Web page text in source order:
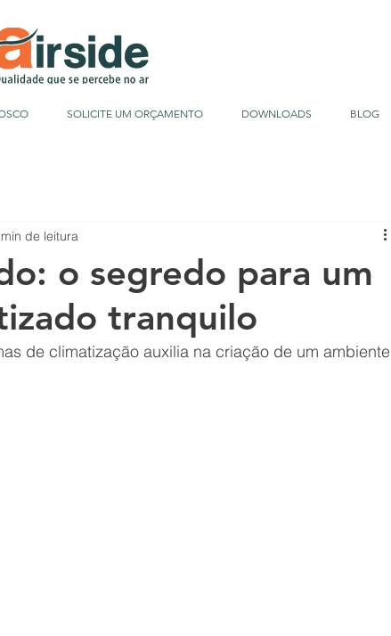
SOLICITE UM ORÇAMENTO DOWNLOADS BLOG
o segredo para um
tranquilo
de leitura
de climatização auxilia na criação de um ambiente